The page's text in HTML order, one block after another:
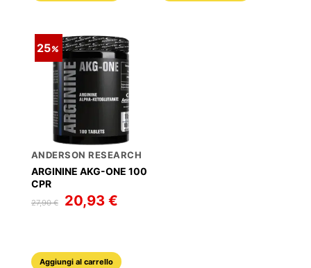
25
ANDERSON RESEARCH
ARGININE AKG-ONE 100
CPR
27,90€
Il
prezzo
20,93 €Il
prezzo
Aggiungi al carrello